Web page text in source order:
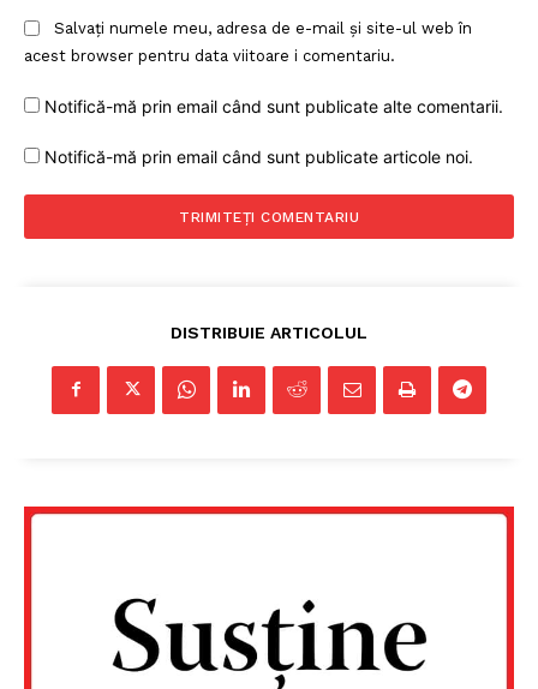
Salvați numele meu, adresa de e-mail și site-ul web în
acest browser pentru data viitoare i comentariu.
Notifică-mă prin email când sunt publicate alte comentarii.
Notifică-mă prin email când sunt publicate articole noi.
DISTRIBUIE ARTICOLUL